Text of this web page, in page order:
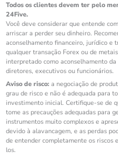
Todos os clientes devem ter pelo
24Five.
Você deve considerar que entende
arriscar a perder seu dinheiro.
aconselhamento financeiro, jurídico e
qualquer transação Forex ou de
interpretado como aconselhamento
diretores, executivos ou funcionários.
Aviso de risco: a negociação de
grau de risco e não é adequada para
investimento inicial. Certifique-se de
tome as precauções adequadas para
instrumentos muito complexos e
devido à alavancagem, e as perdas
de entender completamente os riscos
los.